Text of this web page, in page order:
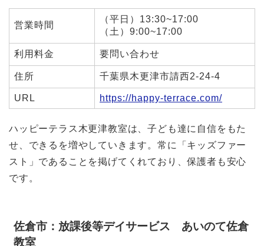
営業時間
（平日）13:30~17:00
（土）9:00~17:00
利用料金 要問い合わせ
住所 千葉県木更津市請西2-24-4
URL https://happy-terrace.com/
ハッピーテラス木更津教室は、子ども達に自信をもた
せ、できるを増やしていきます。常に「キッズファー
スト」であることを掲げてくれており、保護者も安心
です。
佐倉市：放課後等デイサービス あいのて佐倉
教室